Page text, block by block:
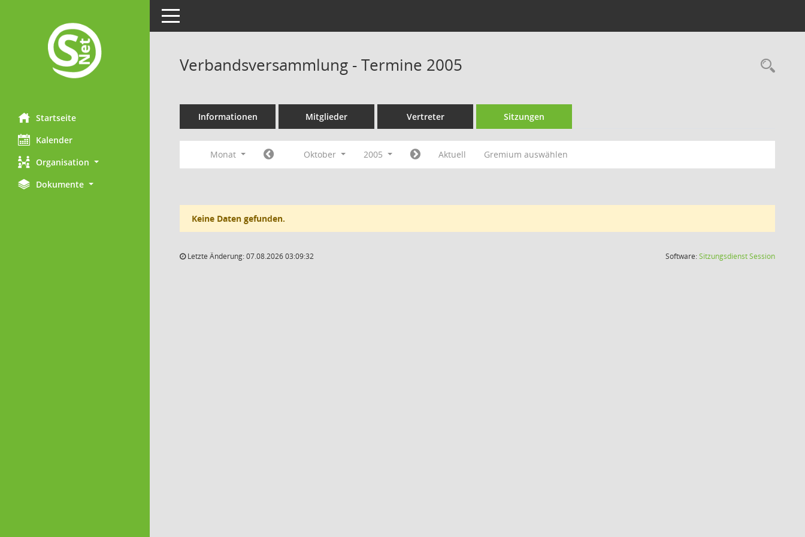
Startseite
Kalender
Organisation
Dokumente
Toggle navigation
Verbandsversammlung - Termine 2005
Informationen Mitglieder Vertreter Sitzungen
Monat Oktober 2005 Aktuell Gremium auswählen
Keine Daten gefunden.
Letzte Änderung: 07.08.2026 03:09:32 Software:SitzungsdienstSession(Wird in